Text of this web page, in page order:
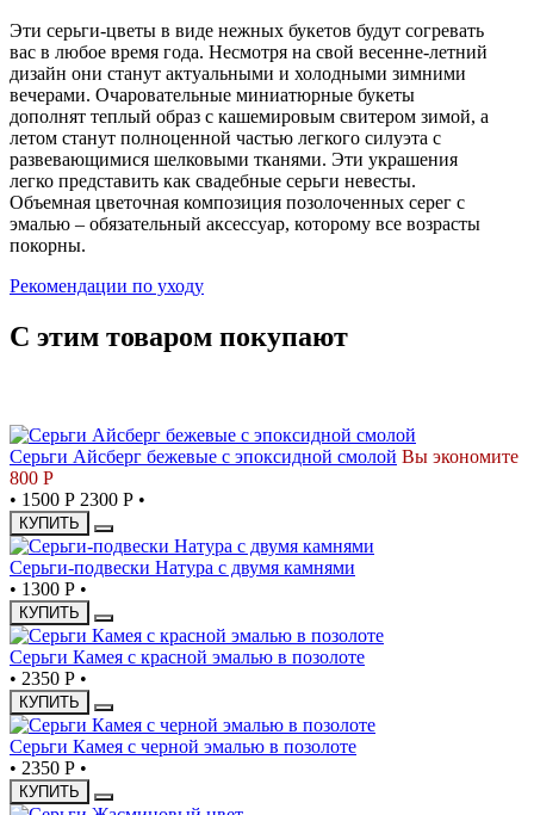
Эти серьги-цветы в виде нежных букетов будут согревать
вас в любое время года. Несмотря на свой весенне-летний
дизайн они станут актуальными и холодными зимними
вечерами. Очаровательные миниатюрные букеты
дополнят теплый образ с кашемировым свитером зимой, а
летом станут полноценной частью легкого силуэта с
развевающимися шелковыми тканями. Эти украшения
легко представить как свадебные серьги невесты.
Объемная цветочная композиция позолоченных серег с
эмалью – обязательный аксессуар, которому все возрасты
покорны.
Рекомендации по уходу
С этим товаром покупают
Серьги Айсберг бежевые с эпоксидной смолой Вы экономите
800 Р
• 1500 Р 2300 Р •
КУПИТЬ
Серьги-подвески Натура с двумя камнями
• 1300 Р •
КУПИТЬ
Серьги Камея с красной эмалью в позолоте
• 2350 Р •
КУПИТЬ
Серьги Камея с черной эмалью в позолоте
• 2350 Р •
КУПИТЬ